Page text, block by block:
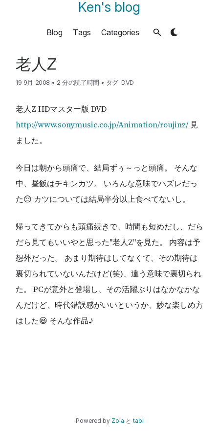
Ken's blog
Blog Tags Categories
老人Z
19 9月 2008 • 2 分の読了時間 • タグ:DVD
老人Z HDマスター版 DVD
http://www.sonymusic.co.jp/Animation/roujinz/見
ました。
今日は朝から頭痛で、結局ずぅ～っと頭痛。 そんな
中、昼飯はチキンカツ。 いろんな意味でハズレだっ
た😔 カツについては結局半分以上食べてないし。
帰ってきてからも頭痛続きで、時間も短めだし、だら
だら見てもいいやと思った"老人Z"を見た。 内容は予
想外だった。 あまり期待はしてなくて、その期待は
裏切られていないんだけど(笑)、違う意味で裏切られ
た。 PCが意外と登場し、その活躍ぶりはなかなかな
んだけど、時代錯誤感がいいというか、妙な楽しめ方
はした😃 そんな作品♪
Powered by Zola と tabi